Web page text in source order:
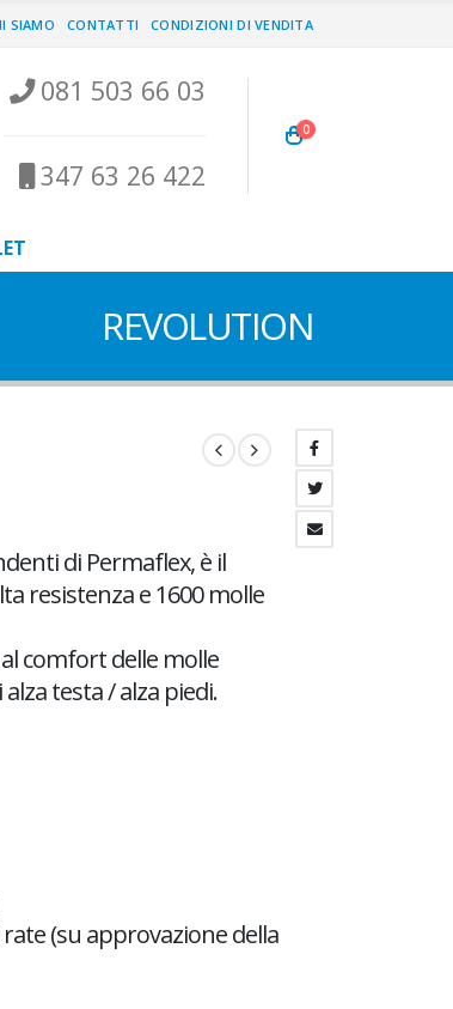
SIAMO CONTATTI CONDIZIONI DI VENDITA
081 503 66 03
347 63 26 422
0
REVOLUTION
di Permaflex, è il
resistenza e 1600 molle
comfort delle molle
testa / alza piedi.
(su approvazione della